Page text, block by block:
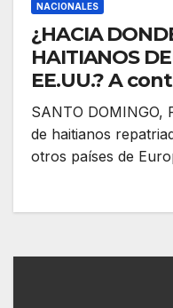
NACIONALES
¿HACIA
HAITIANOS
EE.UU.? A
respuesta
SANTO DOMINGO,
de haitianos
otros países de